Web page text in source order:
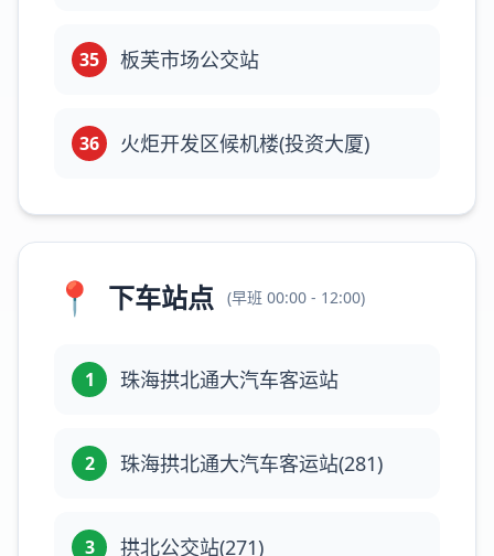
35 板芙市场公交站
36 火炬开发区候机楼(投资大厦)
📍 下车站点 (早班 00:00 - 12:00)
1 珠海拱北通大汽车客运站
2 珠海拱北通大汽车客运站(281)
3 拱北公交站(271)